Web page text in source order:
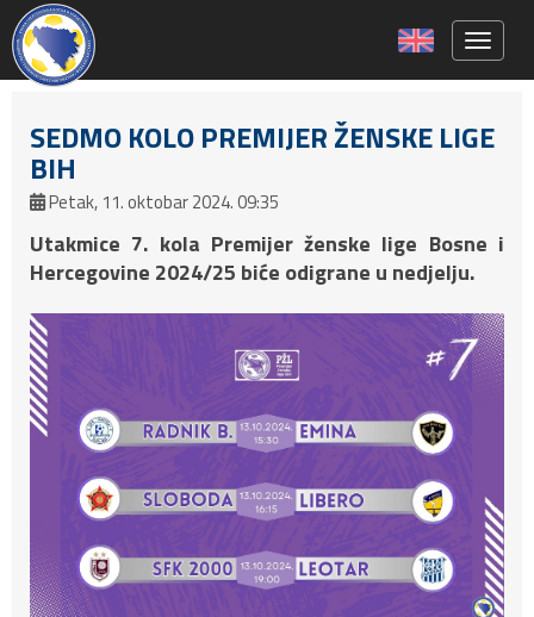
SEDMO KOLO PREMIJER ŽENSKE LIGE
BIH
Petak, 11. oktobar 2024. 09:35
Utakmice 7. kola Premijer ženske lige Bosne i
Hercegovine 2024/25 biće odigrane u nedjelju.